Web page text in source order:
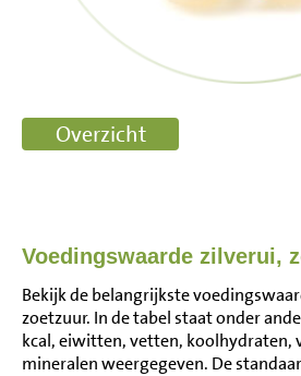
Voedingswaarde zilverui,
Bekijk de belangrijkste
zoetzuur. In de tabel staat onder
kcal, eiwitten, vetten, koolhydraten,
mineralen weergegeven. De